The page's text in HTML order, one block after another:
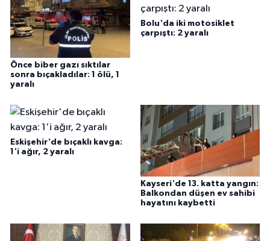
Önce biber gazı sıktılar
sonra bıçakladılar: 1 ölü, 1
yaralı
Bolu'da iki motosiklet
çarpıştı: 2 yaralı
Eskişehir'de bıçaklı kavga:
1'i ağır, 2 yaralı
Kayseri'de 13. katta yangın:
Balkondan düşen ev sahibi
hayatını kaybetti